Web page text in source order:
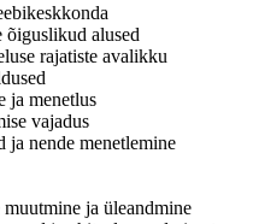
õiguslikud alused
rajatiste avalikku
ja menetlus
vajadus
ja nende menetlemine
ja üleandmine